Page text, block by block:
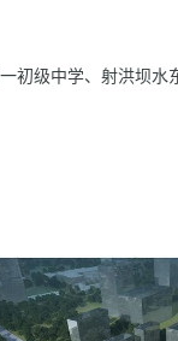
初级中学、射洪坝水